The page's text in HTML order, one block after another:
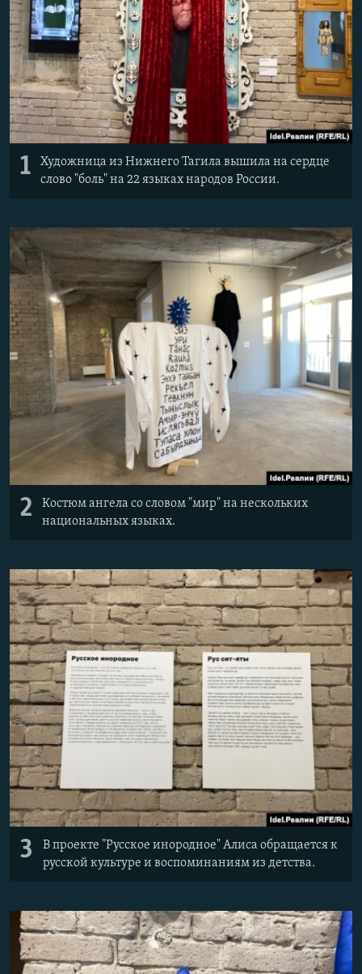
Все сайты РСЕ/РС
1
Художница из Нижнего Тагила вышила на сердце
слово "боль" на 22 языках народов России.
2
Костюм ангела со словом "мир" на нескольких
национальных языках.
3
В проекте "Русское инородное" Алиса обращается к
русской культуре и воспоминаниям из детства.